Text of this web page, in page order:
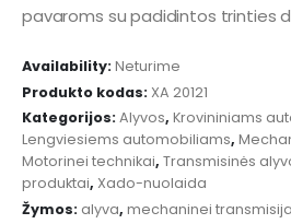
pavaroms su padidintos trinties
Availability: Neturime
Produkto kodas: XA 20121
Kategorijos: Alyvos, Krovininiams
Lengviesiems automobiliams,
Motorinei technikai, Transmisinės
produktai, Xado-nuolaida
Žymos: alyva, mechaninei